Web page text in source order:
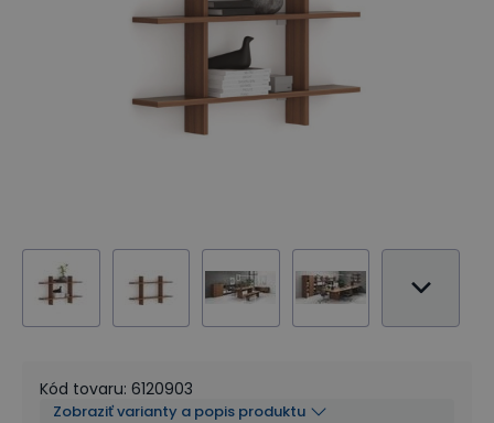
Kód tovaru: 6120903
Zobraziť varianty a popis produktu